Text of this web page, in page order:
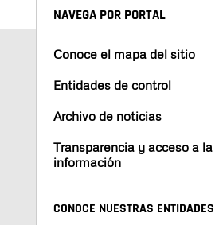
NAVEGA POR PORTAL
Conoce el mapa del sitio
Entidades de control
Archivo de noticias
Transparencia y acceso a la
información
CONOCE NUESTRAS ENTIDADES